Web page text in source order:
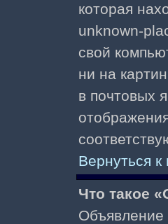
которая
unknown-
свой
ни на
в почтовых
Вернуться к
Что такое